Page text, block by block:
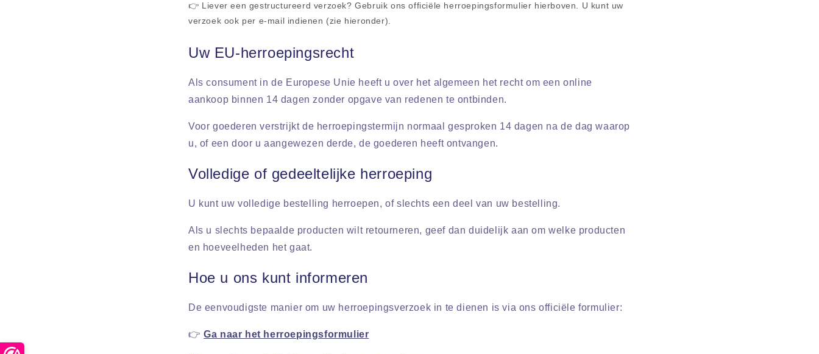
👉 Liever een gestructureerd verzoek? Gebruik ons officiële herroepingsformulier hierboven. U kunt uw
verzoek ook per e-mail indienen (zie hieronder).
Uw EU-herroepingsrecht
Als consument in de Europese Unie heeft u over het algemeen het recht om een online
aankoop binnen 14 dagen zonder opgave van redenen te ontbinden.
Voor goederen verstrijkt de herroepingstermijn normaal gesproken 14 dagen na de dag waarop
u, of een door u aangewezen derde, de goederen heeft ontvangen.
Volledige of gedeeltelijke herroeping
U kunt uw volledige bestelling herroepen, of slechts een deel van uw bestelling.
Als u slechts bepaalde producten wilt retourneren, geef dan duidelijk aan om welke producten
en hoeveelheden het gaat.
Hoe u ons kunt informeren
De eenvoudigste manier om uw herroepingsverzoek in te dienen is via ons officiële formulier:
👉Ga naar het herroepingsformulier